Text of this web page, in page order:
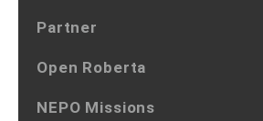
Partner
Open Roberta
NEPO Missions